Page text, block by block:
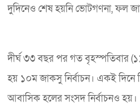
দুদিনেও শেষ হয়নি ভোটগণনা, ফল
দীর্ঘ ৩৩ বছর পর গত বৃহস্পতিবার (১১
হয় ১০ম জাকসু নির্বাচন। একই দিনে
আবাসিক হলের সংসদ নির্বাচনও হয়।